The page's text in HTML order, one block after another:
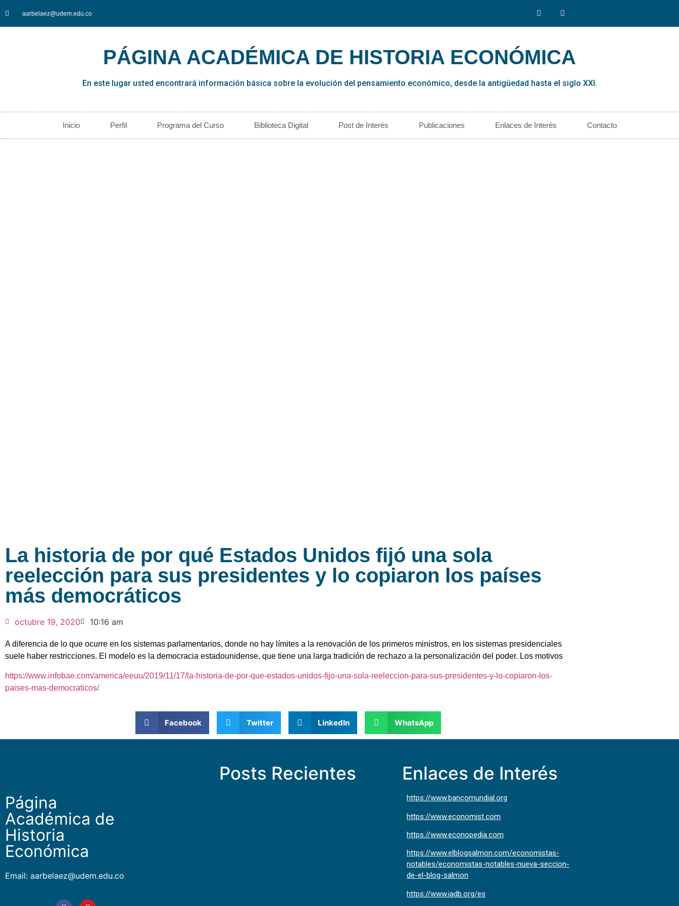
aarbelaez@udem.edu.co
PÁGINA ACADÉMICA DE HISTORIA ECONÓMICA
En este lugar usted encontrará información básica sobre la evolución del pensamiento económico, desde la antigüedad hasta el siglo XXI.
Inicio Perfil Programa del Curso Biblioteca Digital Post de Interés Publicaciones Enlaces de Interés Contacto
La historia de por qué Estados Unidos fijó una sola
reelección para sus presidentes y lo copiaron los países
más democráticos
octubre 19, 2020 10:16 am
A diferencia de lo que ocurre en los sistemas parlamentarios, donde no hay límites a la renovación de los primeros ministros, en los sistemas presidenciales
suele haber restricciones. El modelo es la democracia estadounidense, que tiene una larga tradición de rechazo a la personalización del poder. Los motivos
https://www.infobae.com/america/eeuu/2019/11/17/la-historia-de-por-que-estados-unidos-fijo-una-sola-reeleccion-para-sus-presidentes-y-lo-copiaron-los-
paises-mas-democraticos/
Facebook Twitter LinkedIn WhatsApp
Página
Académica de
Historia
Económica
Email: aarbelaez@udem.edu.co
Posts Recientes Enlaces de Interés
https://www.bancomundial.org
https://www.economist.com
https://www.econopedia.com
https://www.elblogsalmon.com/economistas-
notables/economistas-notables-nueva-seccion-
de-el-blog-salmon
https://www.iadb.org/es